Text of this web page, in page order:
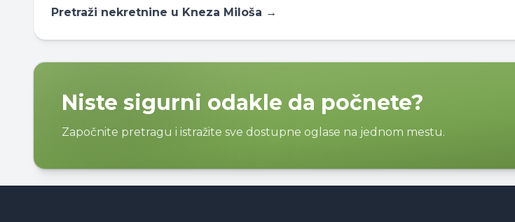
Pretraži nekretnine u Kneza Miloša →
Niste sigurni odakle da počnete?
Započnite pretragu i istražite sve dostupne oglase na jednom mestu.